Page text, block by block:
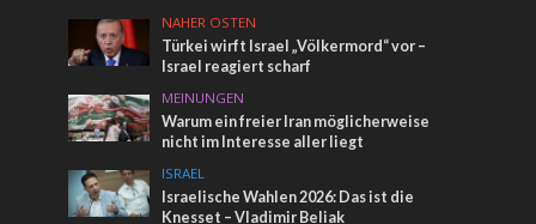
NAHER OSTEN
Türkei wirft Israel „Völkermord“ vor –
Israel reagiert scharf
MEINUNGEN
Warum ein freier Iran möglicherweise
nicht im Interesse aller liegt
ISRAEL
Israelische Wahlen 2026: Das ist die
Knesset – Vladimir Beliak